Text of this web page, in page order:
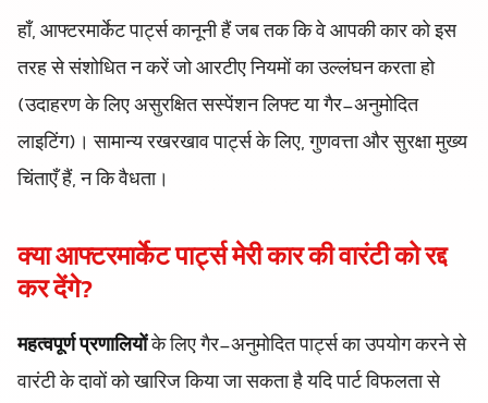
हाँ, आफ्टरमार्केट पार्ट्स कानूनी हैं जब तक कि वे आपकी कार को इस
तरह से संशोधित न करें जो आरटीए नियमों का उल्लंघन करता हो
(उदाहरण के लिए असुरक्षित सस्पेंशन लिफ्ट या गैर-अनुमोदित
लाइटिंग)। सामान्य रखरखाव पार्ट्स के लिए, गुणवत्ता और सुरक्षा मुख्य
चिंताएँ हैं, न कि वैधता।
क्या आफ्टरमार्केट पार्ट्स मेरी कार की वारंटी को रद्द
कर देंगे?
महत्वपूर्ण प्रणालियोंके लिए गैर-अनुमोदित पार्ट्स का उपयोग करने से
वारंटी के दावों को खारिज किया जा सकता है यदि पार्ट विफलता से